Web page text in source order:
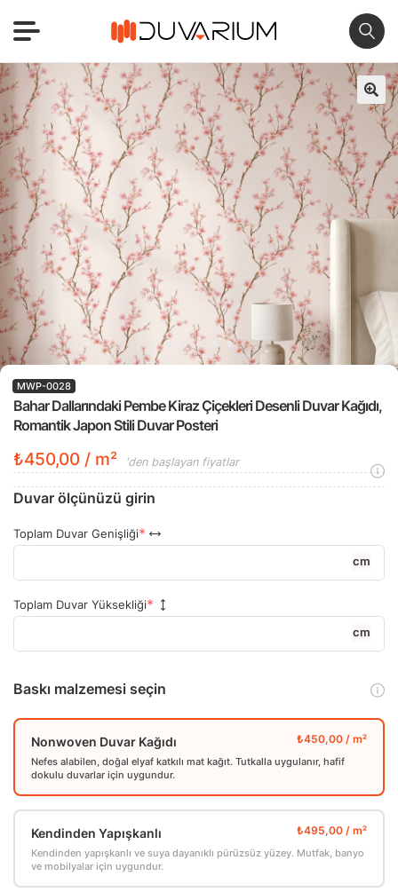
🔍
Bahar Dallarındaki Pembe Kiraz Çiçekleri Desenli Duvar Kağıdı,
Romantik Japon Stili Duvar Posteri
MWP-0028
₺450,00 / m² 'den başlayan fiyatlar
Duvar ölçünüzü girin
Toplam Duvar Genişliği
cm
Toplam Duvar Yüksekliği
cm
Baskı malzemesi seçin
Nonwoven Duvar Kağıdı
Nefes alabilen, doğal elyaf katkılı mat kağıt. Tutkalla uygulanır, hafif
dokulu duvarlar için uygundur.
Kendinden Yapışkanlı
Kendinden yapışkanlı ve suya dayanıklı pürüzsüz yüzey. Mutfak, banyo
ve mobilyalar için uygundur.